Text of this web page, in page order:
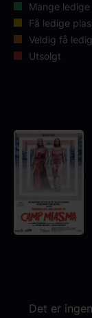
Mange
Få ledige
Veldig få
Utsolgt
Det er